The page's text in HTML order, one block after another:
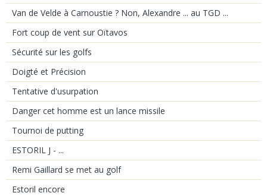
Van de Velde à Carnoustie ? Non, Alexandre ... au TGD ...
Fort coup de vent sur Oïtavos
Sécurité sur les golfs
Doigté et Précision
Tentative d'usurpation
Danger cet homme est un lance missile
Tournoi de putting
ESTORIL J - ...
Remi Gaillard se met au golf
Estoril encore